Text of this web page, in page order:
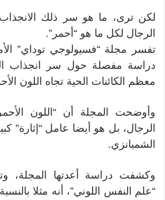
لكن ترى، ما هو سر ذلك
الرجال لكل ما هو “أحمر”.
تفسر مجلة “فسيولوجي توداي”
دراسة مفصلة حول سر انجذاب
معظم الكائنات الحية تجاه اللون
وأوضحت المجلة أن “اللون
الرجال، بل هو أيضا عامل “إثارة”
الشمبانزي.
وكشفت دراسة أعدتها
“علم النفس اللوني”، أنه مثلا بالنسبة